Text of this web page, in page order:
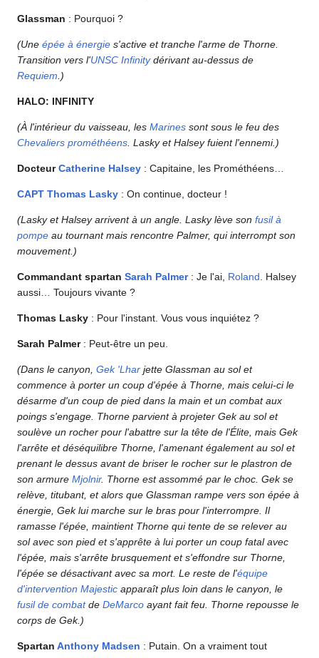
Glassman : Pourquoi ?
(Une épée à énergie s'active et tranche l'arme de Thorne.
Transition vers l'UNSC Infinitydérivant au-dessus de
Requiem.)
HALO: INFINITY
(À l'intérieur du vaisseau, les Marines sont sous le feu des
Chevaliers prométhéens. Lasky et Halsey fuient l'ennemi.)
DocteurCatherine Halsey : Capitaine, les Prométhéens…
CAPT Thomas Lasky : On continue, docteur !
(Lasky et Halsey arrivent à un angle. Lasky lève son fusil à
pompe au tournant mais rencontre Palmer, qui interrompt son
mouvement.)
Commandant spartan Sarah Palmer: Je l'ai, Roland. Halsey
aussi… Toujours vivante ?
Thomas Lasky : Pour l'instant. Vous vous inquiétez ?
Sarah Palmer: Peut-être un peu.
(Dans le canyon, Gek 'Lhar jette Glassman au sol et
commence à porter un coup d'épée à Thorne, mais celui-ci le
désarme d'un coup de pied dans la main et un combat aux
poings s'engage. Thorne parvient à projeter Gek au sol et
soulève un rocher pour l'abattre sur la tête de l'Élite, mais Gek
l'arrête et déséquilibre Thorne, l'amenant également au sol et
prenant le dessus avant de briser le rocher sur le plastron de
son armure Mjolnir. Thorne est assommé par le choc. Gek se
relève, titubant, et alors que Glassman rampe vers son épée à
énergie, Gek lui marche sur le bras pour l'interrompre. Il
ramasse l'épée, maintient Thorne qui tente de se relever au
sol avec son pied et s'apprête à lui porter un coup fatal avec
l'épée, mais s'arrête brusquement et s'effondre sur Thorne,
l'épée se désactivant avec sa mort. Le reste de l'équipe
d'intervention Majestic apparaît plus loin dans le canyon, le
fusil de combatde DeMarco ayant fait feu. Thorne repousse le
corps de Gek.)
Spartan Anthony Madsen : Putain. On a vraiment tout